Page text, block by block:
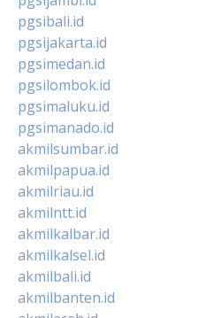
pgsibali.id
pgsijakarta.id
pgsimedan.id
pgsilombok.id
pgsimaluku.id
pgsimanado.id
akmilsumbar.id
akmilpapua.id
akmilriau.id
akmilntt.id
akmilkalbar.id
akmilkalsel.id
akmilbali.id
akmilbanten.id